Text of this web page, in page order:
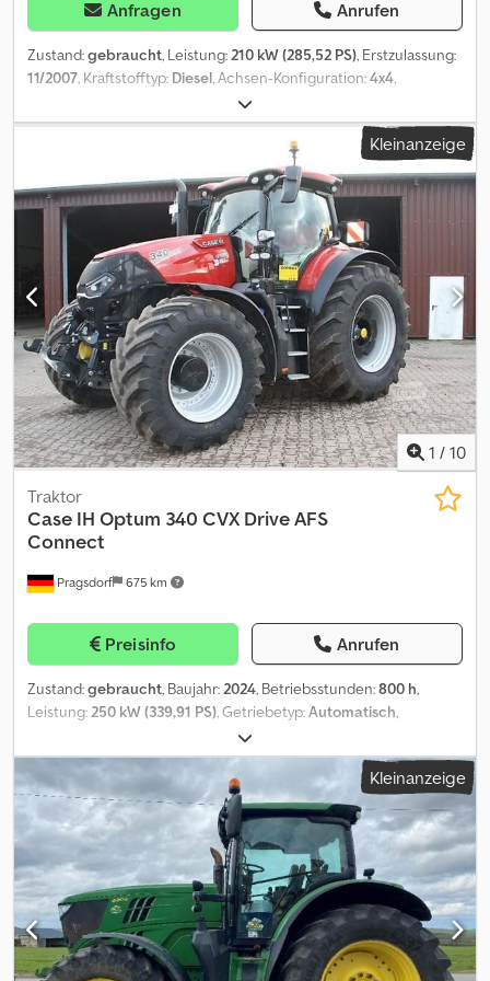
Anfragen Anrufen
Zustand:gebraucht, Leistung:210 kW (285,52 PS), Erstzulassung:
11/2007, Kraftstofftyp: Diesel, Achsen-Konfiguration:4x4,
, Getriebetyp:
Anzahl der Gänge:8, Emissionsklasse:Euro4, Baujahr:2007,
ABS, Anhängerkupplung, Bordcomputer,
Klimaanlage, Rußfilter, Servolenkung, elektrische
Fensterheberregelung, = Weitere Optionen und Zubehör = -
Drehzahlmesser - Elektrische Fensterheber hinten - Radio/CD-
Spieler - Rückwärtsfahrkamera Dkodpfjvk Nqnsx Afher = Weitere
Informationen = Zylinderzahl: 6 Motorhubraum: 6.374 cc
Leergewicht: 8.663 kg Zuladung: 3.837 kg zGG: 12.500 kg Max.
Zuglast: 10.000 kg (ungebremst 750 kg) Innenraum: grau APK
(Technische Hauptuntersuchung): Neuer TÜV bei Lieferung
Anzahl der Schlüssel: 2
Kleinanzeige
1 / 10
Pragsdorf 675 km
Traktor
Case IH Optum 340 CVX Drive AFS
Connect
Preisinfo Anrufen
Zustand:gebraucht, Baujahr:2024, Betriebsstunden:800 h,
Leistung:250 kW (339,91 PS), Getriebetyp:Automatisch,
, Höchstgeschwindigkeit:
Vorderreifengröße:650/60R34, Hinterreifengröße:900/60R42,
Reifengröße:
900/60R42 , Ausstattung:
Allradantrieb,
Bordcomputer, Druckluftbremse, Frontzapfwelle, Kabine,
Klimaanlage, Bereifung (v):650/60R34, Bereifung (h):900/60R42,
Betriebsstunden:800, Dreipunkt / Heckhubwerkanhängung,
Elektronische Hubwerksregelung (EHR), Radio, Rundumleuchte,
Steuergerät - Doppelt wirkend (5x), GPS System (Empfänger),
ISOBUS, autom. Lenksystem, Vorbereitung autom. Lenksystem,
Frontkraftheber (ohne Oberlenker)_____gefederte Kabine, mit
Lenksystem RTK, Luxurykabine mit Kabinenfederung,
Kleinanzeige